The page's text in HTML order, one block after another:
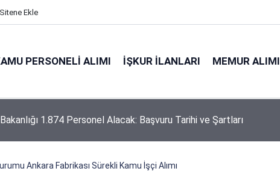
Sitene Ekle
PERSONELI ALIMI İŞKUR İLANLARI MEMUR ALIMI
1.874 Personel Alacak: Başvuru Tarihi ve Şartları
Ankara Fabrikası Sürekli Kamu İşçi Alımı